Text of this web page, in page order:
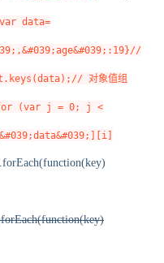
var data=
对象值组
for (var j = 0; j <